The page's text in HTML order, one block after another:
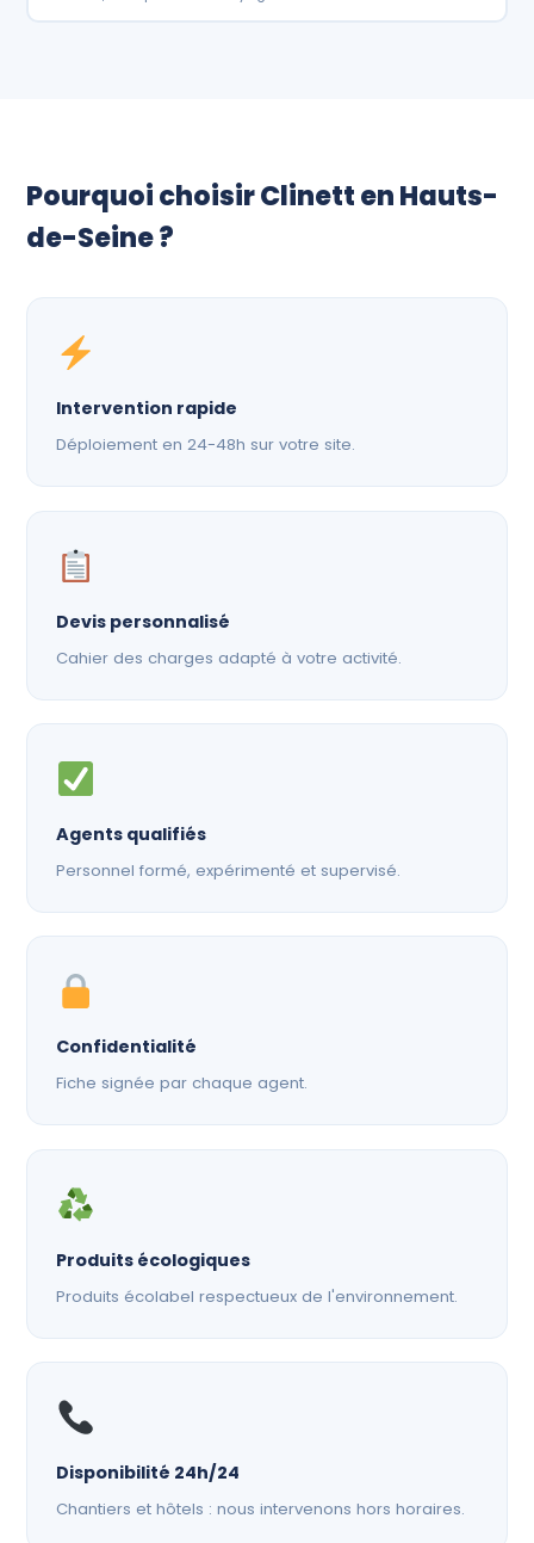
Pourquoi choisir Clinett en Hauts-
de-Seine ?
Intervention rapide
Déploiement en 24-48h sur votre site.
Devis personnalisé
Cahier des charges adapté à votre activité.
Agents qualifiés
Personnel formé, expérimenté et supervisé.
Confidentialité
Fiche signée par chaque agent.
Produits écologiques
Produits écolabel respectueux de l'environnement.
Disponibilité 24h/24
Chantiers et hôtels : nous intervenons hors horaires.